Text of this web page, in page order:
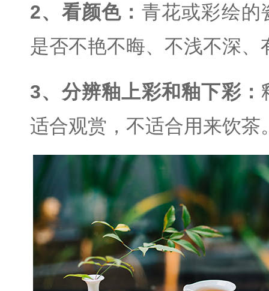
2、看颜色： 青花或彩绘的
是否不艳不晦、不浅不深、
3、分辨釉上彩和釉下彩：
适合观赏，不适合用来饮茶